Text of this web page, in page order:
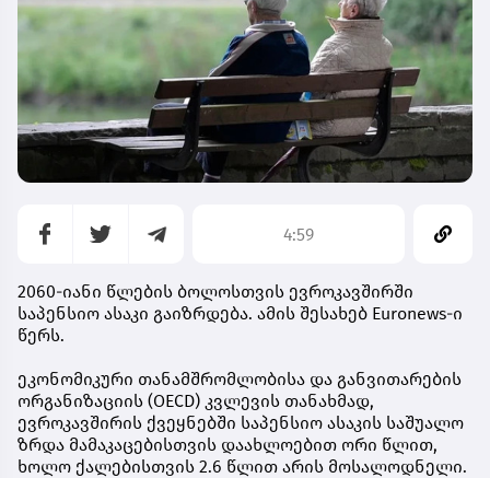
4:59
2060-იანი წლების ბოლოსთვის ევროკავშირში
საპენსიო ასაკი გაიზრდება. ამის შესახებ Euronews-ი
წერს.
ეკონომიკური თანამშრომლობისა და განვითარების
ორგანიზაციის (OECD) კვლევის თანახმად,
ევროკავშირის ქვეყნებში საპენსიო ასაკის საშუალო
ზრდა მამაკაცებისთვის დაახლოებით ორი წლით,
ხოლო ქალებისთვის 2.6 წლით არის მოსალოდნელი.